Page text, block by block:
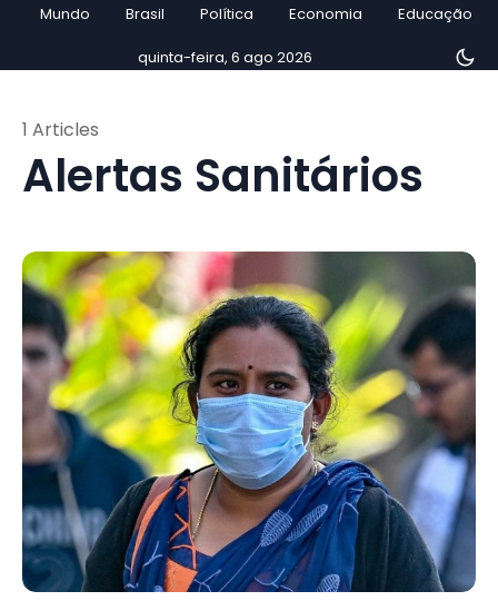
Mundo Brasil Política Economia Educação
quinta-feira, 6 ago 2026
Alertas Sanitários
1 Articles